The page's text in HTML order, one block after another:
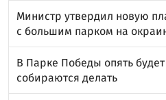
Министр утвердил новую
с большим парком на
В Парке Победы опять будет
собираются делать